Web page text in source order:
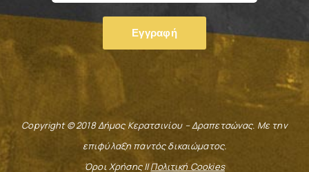
Copyright © 2018 Δήμος Κερατσινίου – Δραπετσώνας. Με την
επιφύλαξη παντός δικαιώματος.
Όροι Χρήσης ||Πολιτική Cookies